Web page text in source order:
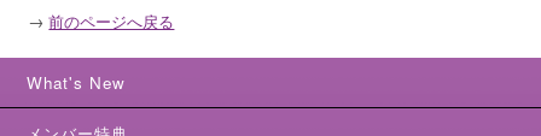
→ 前のページへ戻る
What's New